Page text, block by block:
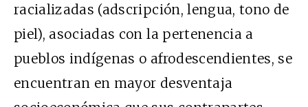
racializadas (adscripción, lengua, tono de
piel), asociadas con la pertenencia a
pueblos indígenas o afrodescendientes, se
encuentran en mayor desventaja